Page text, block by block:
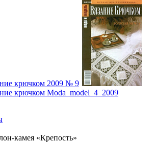
крючком 2009 № 9
крючком Moda_model_4_2009
камея «Крепость»